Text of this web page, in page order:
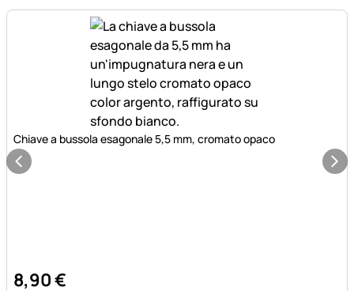
Chiave a bussola esagonale 5,5 mm, cromato opaco
8,90€